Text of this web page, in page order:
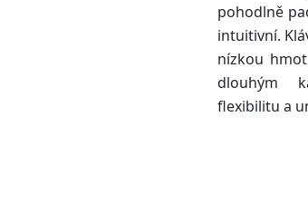
pohodlně
intuitivní.
nízkou
dlouhým
flexibilitu a